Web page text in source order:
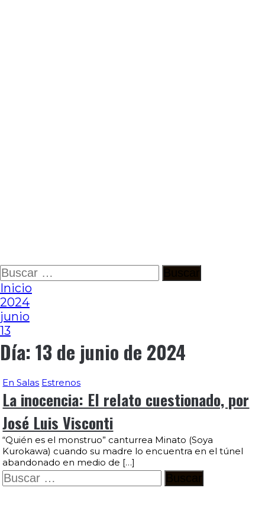
Ir
al
contenido
Buscar:
Inicio
2024
junio
13
Día:13 de junio de 2024
En Salas Estrenos
La inocencia: El relato cuestionado, por
José Luis Visconti
“Quién es el monstruo” canturrea Minato (Soya
Kurokawa) cuando su madre lo encuentra en el túnel
abandonado en medio de […]
Buscar: